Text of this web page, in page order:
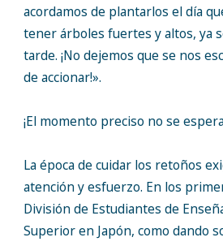
acordamos de plantarlos el día
tener árboles fuertes y altos, ya
tarde. ¡No dejemos que se nos
de accionar!».
¡El momento preciso no se
La época de cuidar los retoños
atención y esfuerzo. En los
División de Estudiantes de
Superior en Japón, como dando